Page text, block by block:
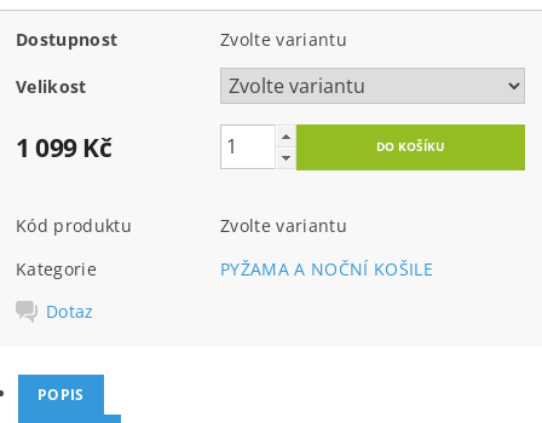
Dostupnost Zvolte variantu
Velikost
1 099 Kč
Kód produktu
Zvolte variantu
Kategorie
PYŽAMA A NOČNÍ KOŠILE
Dotaz
POPIS